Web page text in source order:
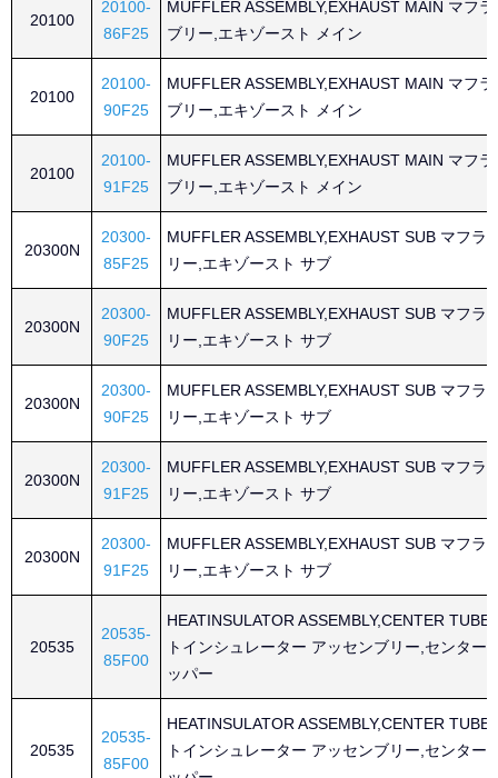
20100
20100-
86F25
MUFFLER ASSEMBLY,EXHAUST MAIN マフ
ブリー,エキゾースト メイン
20100
20100-
90F25
MUFFLER ASSEMBLY,EXHAUST MAIN マフ
ブリー,エキゾースト メイン
20100
20100-
91F25
MUFFLER ASSEMBLY,EXHAUST MAIN マフ
ブリー,エキゾースト メイン
20300N
20300-
85F25
MUFFLER ASSEMBLY,EXHAUST SUB マフラ
リー,エキゾースト サブ
20300N
20300-
90F25
MUFFLER ASSEMBLY,EXHAUST SUB マフラ
リー,エキゾースト サブ
20300N
20300-
90F25
MUFFLER ASSEMBLY,EXHAUST SUB マフラ
リー,エキゾースト サブ
20300N
20300-
91F25
MUFFLER ASSEMBLY,EXHAUST SUB マフラ
リー,エキゾースト サブ
20300N
20300-
91F25
MUFFLER ASSEMBLY,EXHAUST SUB マフラ
リー,エキゾースト サブ
20535
20535-
85F00
HEATINSULATOR ASSEMBLY,CENTER TUBE
トインシュレーター アッセンブリー,センター
ッパー
20535
20535-
85F00
HEATINSULATOR ASSEMBLY,CENTER TUBE
トインシュレーター アッセンブリー,センター